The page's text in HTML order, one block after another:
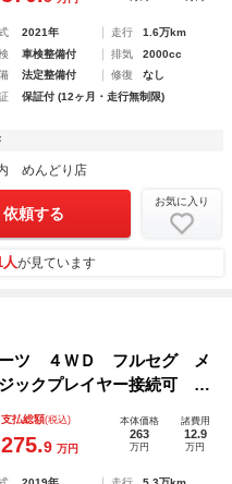
2021年 走行
1.6万km
車検整備付 排気
2000cc
法定整備付 修復
なし
保証付 (12ヶ月・走行無制限)
めんどり店
頼する
お気に入り
人が見ています
ツ ４ＷＤ フルセグ メ
ックプレイヤー接続可 バ
ム ＥＴＣ ドラレコ ＬＥ
支払総額(税込)
275.9 万円
本体価格
263
万円
諸費用
12.9
万円